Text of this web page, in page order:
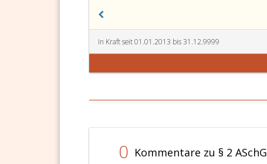
In Kraft seit 01.01.2013 bis 31.12.9999
0 Kommentare zu § 2 ASchG